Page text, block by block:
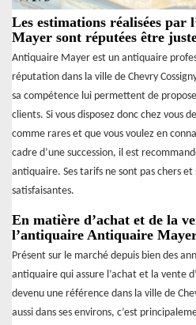
Les estimations réalisées
Mayer sont réputées être
Antiquaire Mayer est un antiquaire
réputation dans la ville de Chevry
sa compétence lui permettent de
clients. Si vous disposez donc chez vous
comme rares et que vous voulez en
cadre d’une succession, il est
antiquaire. Ses tarifs ne sont pas chers
satisfaisantes.
En matière d’achat et de la
l’antiquaire Antiquaire
Présent sur le marché depuis bien des
antiquaire qui assure l’achat et la vente
devenu une référence dans la ville de
aussi dans ses environs, c’est